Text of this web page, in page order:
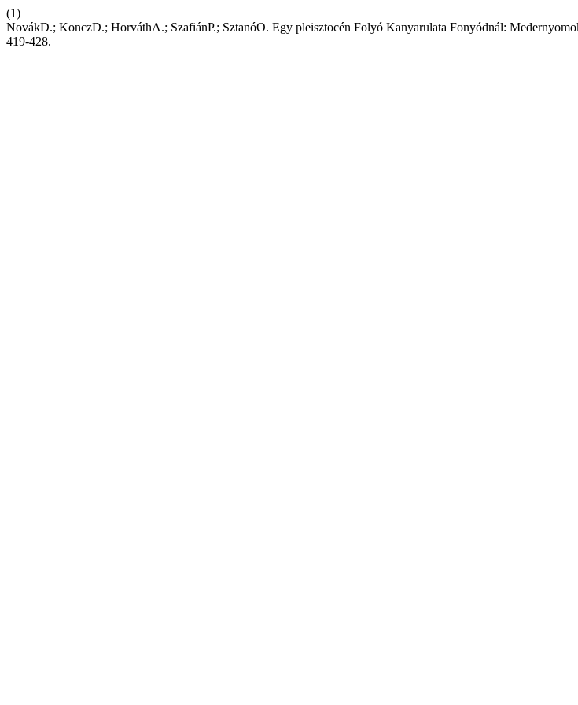
(1)
NovákD.; KonczD.; HorváthA.; SzafiánP.; SztanóO. Egy pleisztocén Folyó Kanyarulata Fonyódnál:
419-428.